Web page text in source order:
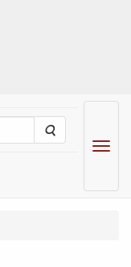
Zoeken
Menu